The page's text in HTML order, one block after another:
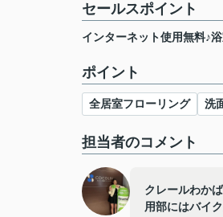
セールスポイント
インターネット使用無料♪
ポイント
全居室フローリング 洗
担当者のコメント
クレールわか
用部にはバイ